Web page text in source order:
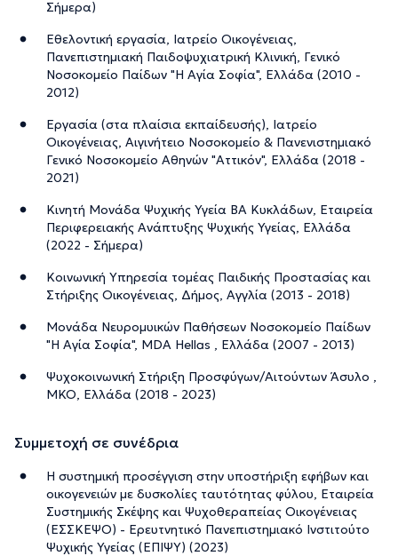
Σήμερα)
Εθελοντική εργασία, Ιατρείο Οικογένειας,
Πανεπιστημιακή Παιδοψυχιατρική Κλινική, Γενικό
Νοσοκομείο Παίδων "Η Αγία Σοφία", Ελλάδα (2010 -
2012)
Εργασία (στα πλαίσια εκπαίδευσής), Ιατρείο
Οικογένειας, Αιγινήτειο Νοσοκομείο & Πανενιστημιακό
Γενικό Νοσοκομείο Αθηνών "Αττικόν", Ελλάδα (2018 -
2021)
Κινητή Μονάδα Ψυχικής Υγεία ΒΑ Κυκλάδων, Εταιρεία
Περιφερειακής Ανάπτυξης Ψυχικής Υγείας, Ελλάδα
(2022 - Σήμερα)
Κοινωνική Υπηρεσία τομέας Παιδικής Προστασίας και
Στήριξης Οικογένειας, Δήμος, Αγγλία (2013 - 2018)
Μονάδα Νευρομυικών Παθήσεων Νοσοκομείο Παίδων
"Η Αγία Σοφία", MDA Hellas , Ελλάδα (2007 - 2013)
Ψυχοκοινωνική Στήριξη Προσφύγων/Αιτούντων Άσυλο ,
ΜΚΟ, Ελλάδα (2018 - 2023)
Συμμετοχή σε συνέδρια
Η συστημική προσέγγιση στην υποστήριξη εφήβων και
οικογενειών με δυσκολίες ταυτότητας φύλου, Εταιρεία
Συστημικής Σκέψης και Ψυχοθεραπείας Οικογένειας
(ΕΣΣΚΕΨΟ) - Ερευτνητικό Πανεπιστημιακό Ινστιτούτο
Ψυχικής Υγείας (ΕΠΙΨΥ) (2023)